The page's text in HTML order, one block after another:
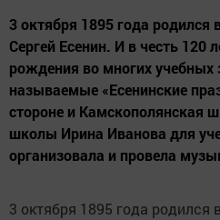
3 октября 1895 года родился
Сергей Есенин. И в честь 120
рождения во многих учебных
называемые «Есенинские
стороне и Камскополянская
школы Ирина Иванова для
организовала и провела
3 октября 1895 года родился